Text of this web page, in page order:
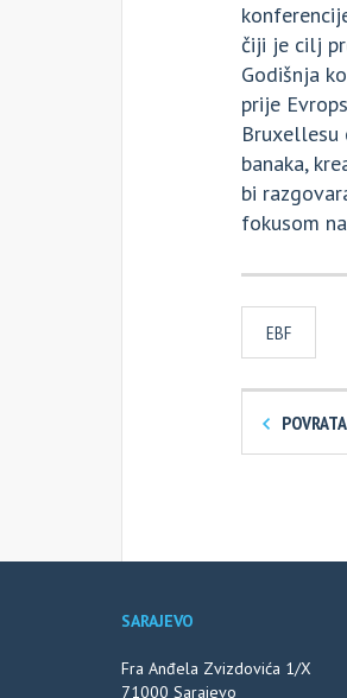
čiji je cilj
Godišnja
prije
Bruxellesu
banaka,
bi
fokusom
EBF
SARAJEVO
Fra Anđela Zvizdovića 1/X
71000 Sarajevo